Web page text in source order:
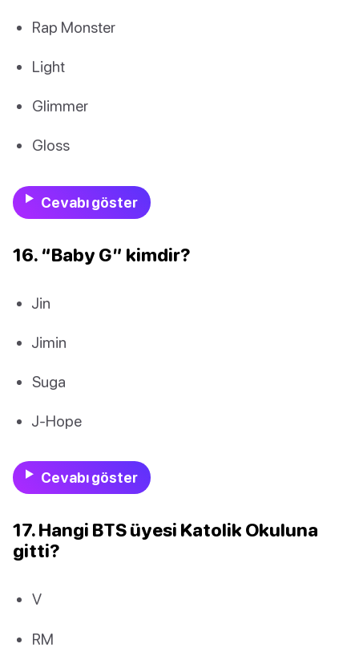
Rap Monster
Light
Glimmer
Gloss
Cevabı göster
16. “Baby G” kimdir?
Jin
Jimin
Suga
J-Hope
Cevabı göster
17. Hangi BTS üyesi Katolik Okuluna
gitti?
V
RM